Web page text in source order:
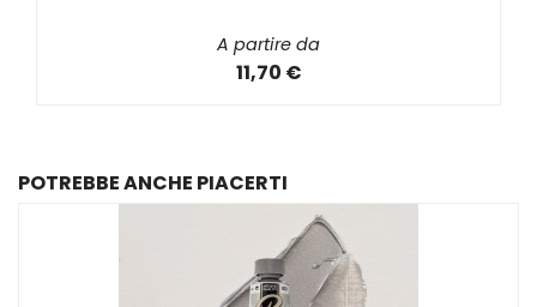
A partire da
11,70 €
POTREBBE ANCHE PIACERTI